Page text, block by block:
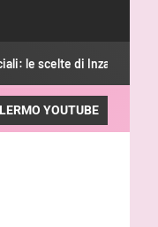
di Inzaghi
YOUTUBE